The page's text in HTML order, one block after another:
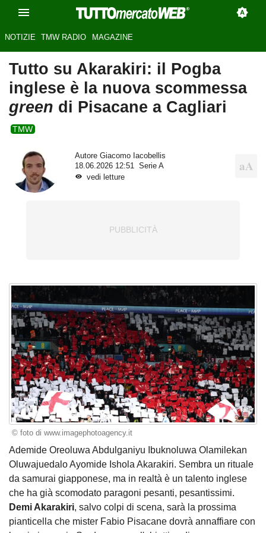
NOTIZIE TMW RADIO MAGAZINE
Tutto su Akarakiri: il Pogba
inglese è la nuova scommessa
green di Pisacane a Cagliari
TMW
Autore Giacomo Iacobellis
18.06.2026 12:51
Serie A
vedi letture
© foto di www.imagephotoagency.it
Ademide Oreoluwa Abdulganiyu Ibuknoluwa Olamilekan
Oluwajuedalo Ayomide Ishola Akarakiri. Sembra un rituale
da samurai giapponese, ma in realtà è un talento inglese
che ha già scomodato paragoni pesanti, pesantissimi.
Demi Akarakiri, salvo colpi di scena, sarà la prossima
pianticella che mister Fabio Pisacane dovrà annaffiare con